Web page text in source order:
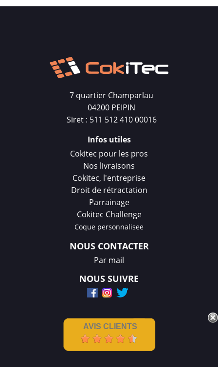
7 quartier Champarlau
04200 PEIPIN
Siret : 511 512 410 00016
Infos utiles
Cokitec pour les pros
Nos livraisons
Cokitec, l'entreprise
Droit de rétractation
Parrainage
Cokitec Challenge
Coque personnalisee
NOUS CONTACTER
Par mail
NOUS SUIVRE
AVIS CLIENTS